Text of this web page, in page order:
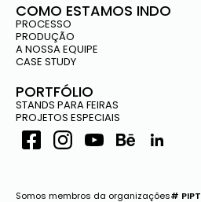
COMO ESTAMOS INDO
PROCESSO
PRODUÇÃO
A NOSSA EQUIPE
CASE STUDY
PORTFÓLIO
STANDS PARA FEIRAS
PROJETOS ESPECIAIS
Somos membros da organizações# PIPT